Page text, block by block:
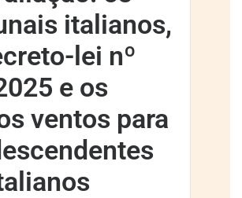
italianos,
lei nº
e os
ventos para